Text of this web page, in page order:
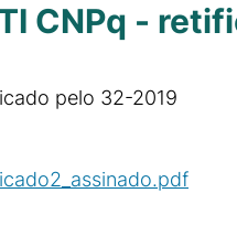
CNPq -
pelo 32-2019